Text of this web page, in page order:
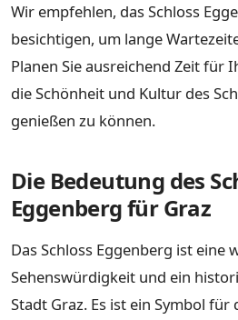
Wir empfehlen, das Schloss
besichtigen, um lange
Planen Sie ausreichend Zeit für
die Schönheit und Kultur des
genießen zu können.
Die Bedeutung des
Eggenberg für Graz
Das Schloss Eggenberg ist eine
Sehenswürdigkeit und ein
Stadt Graz. Es ist ein Symbol für